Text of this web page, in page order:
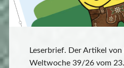
Leserbrief. Der Artikel
Weltwoche 39/26 vom